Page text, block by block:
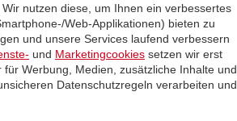
nutzen diese, um Ihnen ein verbessertes
Web-Applikationen) bieten zu
und unsere Services laufend verbessern
und Marketingcookies setzen wir erst
Werbung, Medien, zusätzliche Inhalte und
Datenschutzregeln verarbeiten und